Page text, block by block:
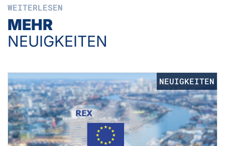
WEITERLESEN
MEHR
NEUIGKEITEN
NEUIGKEITEN